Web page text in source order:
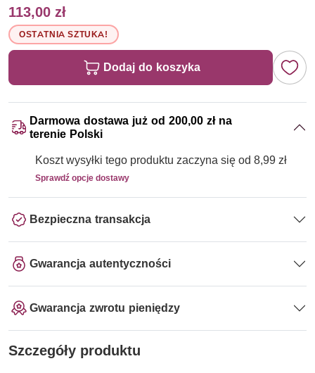
113,00 zł
OSTATNIA SZTUKA!
Dodaj do koszyka
Darmowa dostawa już od 200,00 zł na
terenie Polski
Koszt wysyłki tego produktu zaczyna się od 8,99 zł
Sprawdź opcje dostawy
Bezpieczna transakcja
Gwarancja autentyczności
Gwarancja zwrotu pieniędzy
Szczegóły produktu